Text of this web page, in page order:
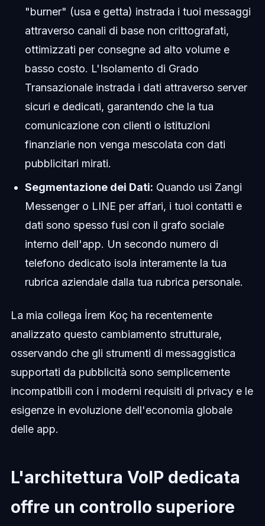
"burner" (usa e getta) instrada i tuoi messaggi
attraverso canali di base non crittografati,
ottimizzati per consegne ad alto volume e
basso costo. L'Isolamento di Grado
Transazionale instrada i dati attraverso server
sicuri e dedicati, garantendo che la tua
comunicazione con clienti o istituzioni
finanziarie non venga mescolata con dati
pubblicitari mirati.
Segmentazione dei Dati: Quando usi Zangi
Messenger o LINE per affari, i tuoi contatti e
dati sono spesso fusi con il grafo sociale
interno dell'app. Un secondo numero di
telefono dedicato isola interamente la tua
rubrica aziendale dalla tua rubrica personale.
La mia collega İrem Koç ha recentemente
analizzato questo cambiamento strutturale,
osservando che gli strumenti di messaggistica
supportati da pubblicità sono semplicemente
incompatibili con i moderni requisiti di privacy e le
esigenze in evoluzione dell'economia globale
delle app.
L'architettura VoIP dedicata
offre un controllo superiore